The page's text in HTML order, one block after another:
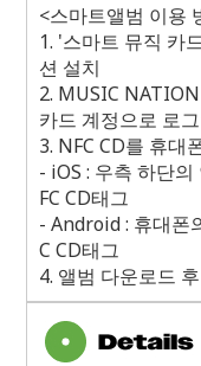
<스마트앨범 이용
1. '스마트 뮤직 카
션 설치
2. MUSIC
카드 계정으로 로
3. NFC CD를 휴대
- iOS : 우측 하단의
FC CD태그
- Android : 휴대폰
C CD태그
4. 앨범 다운로드